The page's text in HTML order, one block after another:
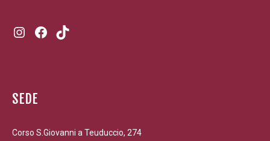
Instagram
Facebook
SEDE
Corso S.Giovanni a Teuduccio, 274